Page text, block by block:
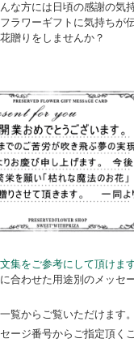
な方には日頃の感謝の気
ラワーギフトに気持ちが
贈りをしませんか？
集をご参考にして頂けま
合わせた用途別のメッセ
覧からご覧いただけます。
ージ番号からご指定頂く